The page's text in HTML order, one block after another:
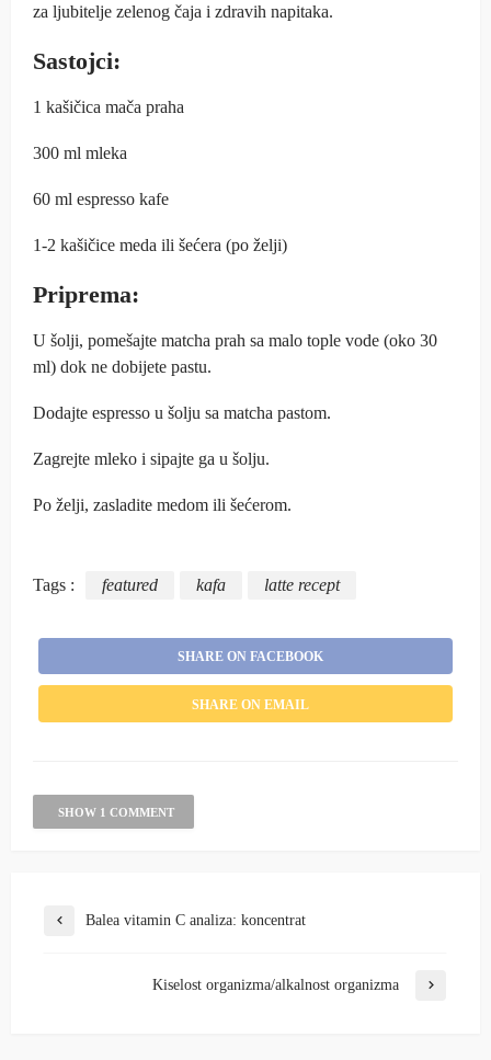
za ljubitelje zelenog čaja i zdravih napitaka.
Sastojci:
1 kašičica mača praha
300 ml mleka
60 ml espresso kafe
1-2 kašičice meda ili šećera (po želji)
Priprema:
U šolji, pomešajte matcha prah sa malo tople vode (oko 30
ml) dok ne dobijete pastu.
Dodajte espresso u šolju sa matcha pastom.
Zagrejte mleko i sipajte ga u šolju.
Po želji, zasladite medom ili šećerom.
Tags : featured kafa latte recept
SHARE ON FACEBOOK
SHARE ON EMAIL
SHOW 1 COMMENT
Balea vitamin C analiza: koncentrat
Kiselost organizma/alkalnost organizma